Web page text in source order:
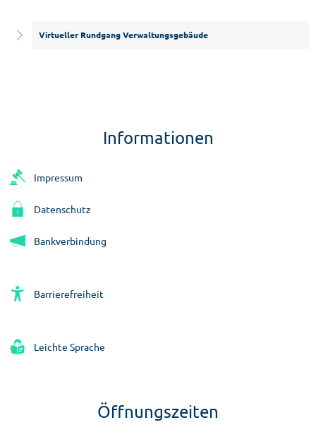
Virtueller Rundgang Verwaltungsgebäude
Informationen
Impressum
Datenschutz
Bankverbindung
Barrierefreiheit
Leichte Sprache
Öffnungszeiten